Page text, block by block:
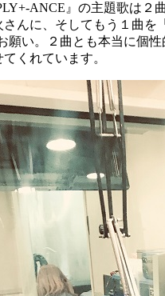
ANCE』の主題歌は２
さんに、そしてもう１曲を
願い。２曲とも本当に個性
くれています。